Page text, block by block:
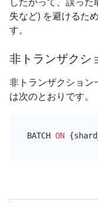
失など) を避けるた
す。
非トランザクシ
非トランザクション
は次のとおりです。
BATCH ON